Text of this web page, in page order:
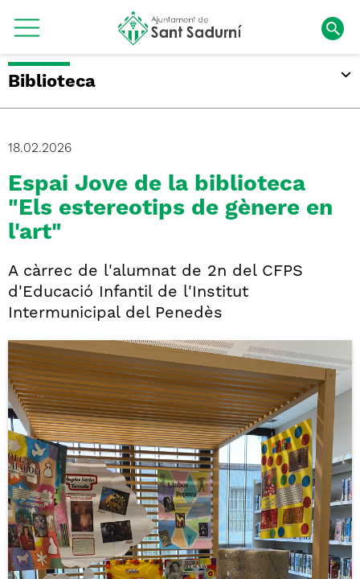
Biblioteca
18.02.2026
Espai Jove de la biblioteca
"Els estereotips de gènere en
l'art"
A càrrec de l'alumnat de 2n del CFPS
d'Educació Infantil de l'Institut
Intermunicipal del Penedès